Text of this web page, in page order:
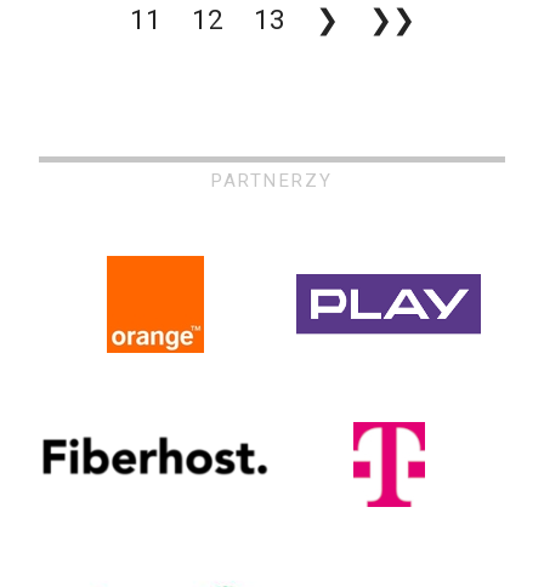
11
12 13 ❯ ❯❯
PARTNERZY